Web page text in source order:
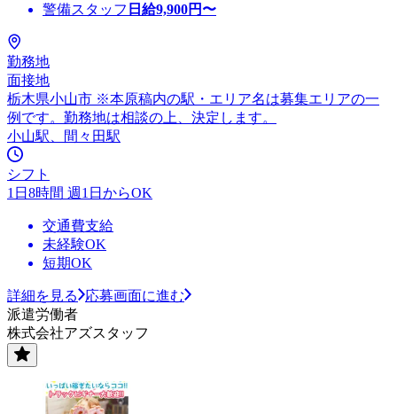
警備スタッフ 日給9,900円〜
勤務地
面接地
栃木県小山市 ※本原稿内の駅・エリア名は募集エリアの一
例です。勤務地は相談の上、決定します。
小山駅、間々田駅
シフト
1日8時間 週1日からOK
交通費支給
未経験OK
短期OK
詳細を見る
応募画面に進む
派遣労働者
株式会社アズスタッフ